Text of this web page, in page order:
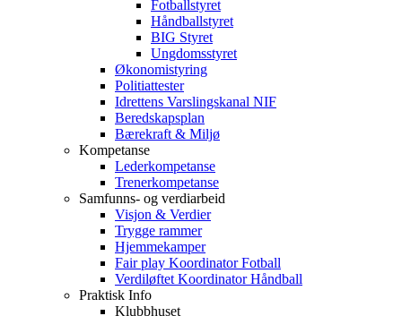
Fotballstyret
Håndballstyret
BIG Styret
Ungdomsstyret
Økonomistyring
Politiattester
Idrettens Varslingskanal NIF
Beredskapsplan
Bærekraft & Miljø
Kompetanse
Lederkompetanse
Trenerkompetanse
Samfunns- og verdiarbeid
Visjon & Verdier
Trygge rammer
Hjemmekamper
Fair play Koordinator Fotball
Verdiløftet Koordinator Håndball
Praktisk Info
Klubbhuset